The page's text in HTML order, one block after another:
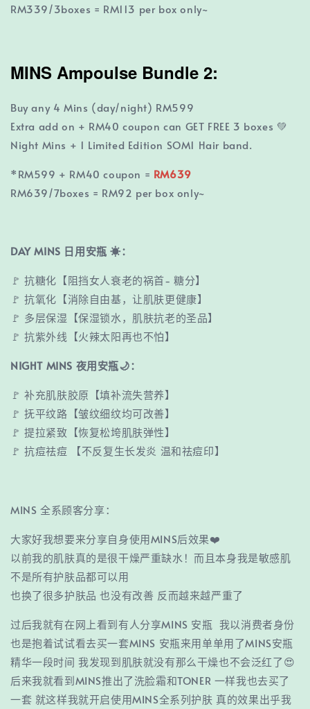
RM339/3boxes = RM113 per box only~
MINS Ampoulse Bundle 2:
Buy any 4 Mins (day/night) RM599
Extra add on + RM40 coupon can GET FREE 3 boxes 💚
Night Mins + 1 Limited Edition SOM1 Hair band.
*RM599 + RM40 coupon = RM639
RM639/7boxes = RM92 per box only~
DAY MINS 日用安瓶 ☀：
🚩 抗糖化【阻挡女人衰老的祸首- 糖分】
🚩 抗氧化【消除自由基，让肌肤更健康】
🚩 多层保湿【保湿锁水，肌肤抗老的圣品】
🚩 抗紫外线【火辣太阳再也不怕】
NIGHT MINS 夜用安瓶🌙：
🚩 补充肌肤胶原【填补流失营养】
🚩 抚平纹路【皱纹细纹均可改善】
🚩 提拉紧致【恢复松垮肌肤弹性】
🚩 抗痘祛痘 【不反复生长发炎 温和祛痘印】
MINS 全系顾客分享：
大家好我想要来分享自身使用MINS后效果❤️
以前我的肌肤真的是很干燥严重缺水！而且本身我是敏感肌
不是所有护肤品都可以用
也换了很多护肤品 也没有改善 反而越来越严重了
过后我就有在网上看到有人分享MINS 安瓶 我以消费者身份
也是抱着试试看去买一套MINS 安瓶来用单单用了MINS安瓶
精华一段时间 我发现到肌肤就没有那么干燥也不会泛红了😍
后来我就看到MINS推出了洗脸霜和TONER 一样我也去买了
一套 就这样我就开启使用MINS全系列护肤 真的效果出乎我